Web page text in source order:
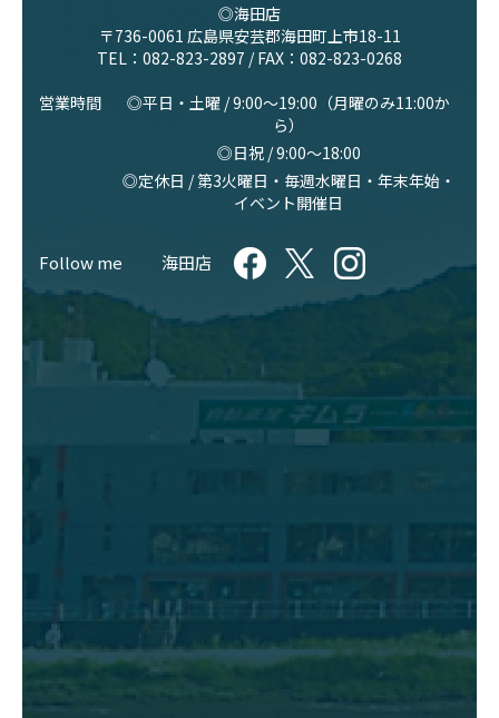
◎海田店
〒736-0061 広島県安芸郡海田町上市18-11
TEL： 082-823-2897 / FAX：082-823-0268
営業時間
◎平日・土曜 / 9:00〜19:00（月曜のみ11:00か
ら）
◎日祝 / 9:00〜18:00
◎定休日 / 第3火曜日・毎週水曜日・年末年始・
イベント開催日
Follow me 海田店